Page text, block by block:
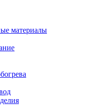
материалы